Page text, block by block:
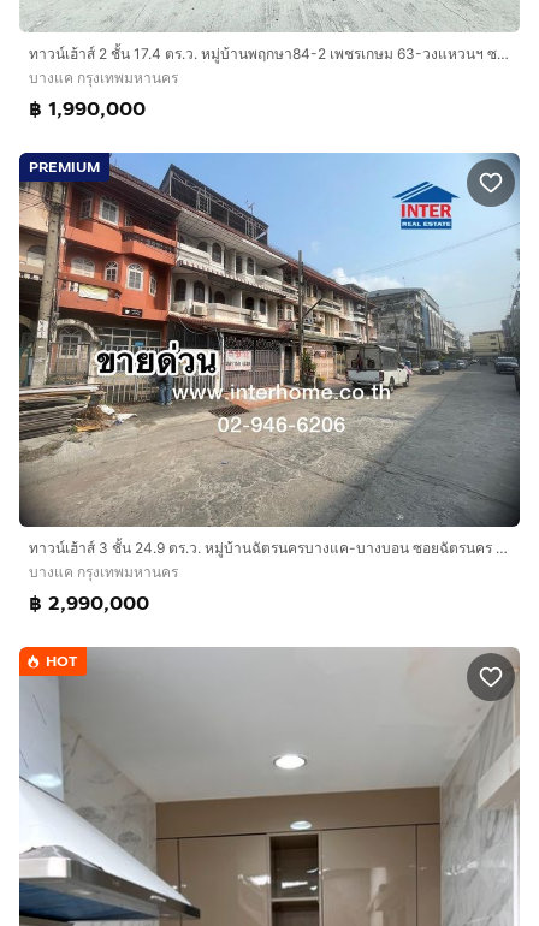
ทาวน์เฮ้าส์ 2 ชั้น 17.4 ตร.ว. หมู่บ้านพฤกษา84-2 เพชรเกษม 63-วงแหวนฯ ซอยเพชรเกษม63 ถนนกาญจนาภิเษก ถนนเพชรเกษม เขตบางแค กรุงเทพมหานคร
บางแค กรุงเทพมหานคร
฿ 1,990,000
PREMIUM
ทาวน์เฮ้าส์ 3 ชั้น 24.9 ตร.ว. หมู่บ้านฉัตรนครบางแค-บางบอน ซอยฉัตรนคร ซอย2 ถนนกัลปพฤษ์ ถนนเพชรเกษม-กาญจนาภิเษก ถนนบางบอน1 เขตบางแค กรุงเทพ
บางแค กรุงเทพมหานคร
฿ 2,990,000
HOT